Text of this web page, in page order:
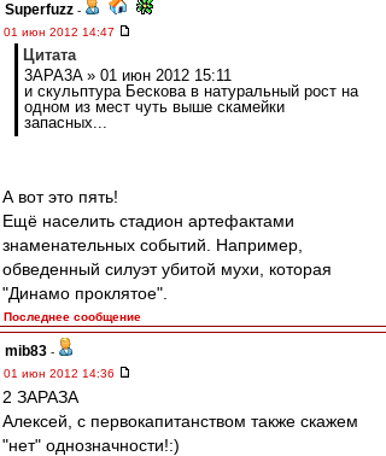
Superfuzz -
01 июн 2012 14:47
Цитата
3APA3A » 01 июн 2012 15:11
и скульптура Бескова в натуральный рост на
одном из мест чуть выше скамейки
запасных...
А вот это пять!
Ещё населить стадион артефактами
знаменательных событий. Например,
обведенный силуэт убитой мухи, которая
"Динамо проклятое".
Последнее сообщение
mib83 -
01 июн 2012 14:36
2 ЗАРАЗА
Алексей, с первокапитанством также скажем
"нет" однозначности!:)